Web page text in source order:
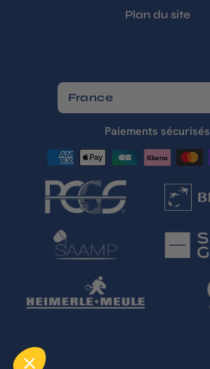
Plan du site
France
Paiements sécurisés